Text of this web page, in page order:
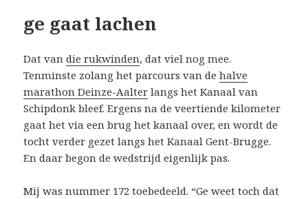
ge gaat lachen
Dat vandie rukwinden, dat viel nog mee.
Tenminste zolang het parcours van dehalve
marathon Deinze-Aalter langs het Kanaal van
Schipdonk bleef. Ergens na de veertiende kilometer
gaat het via een brug het kanaal over, en wordt de
tocht verder gezet langs het Kanaal Gent-Brugge.
En daar begon de wedstrijd eigenlijk pas.
Mij was nummer 172 toebedeeld. “Ge weet toch dat